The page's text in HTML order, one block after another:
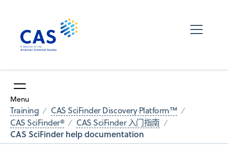
Menu
Training
CAS SciFinder Discovery Platform™
CAS SciFinder®
CAS SciFinder 入门指南
CAS SciFinder help documentation